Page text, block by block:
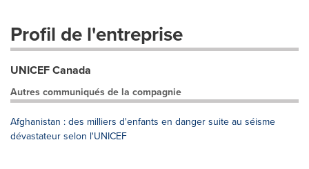
Profil de l'entreprise
UNICEF Canada
Autres communiqués de la compagnie
Afghanistan : des milliers d'enfants en danger suite au séisme
dévastateur selon l'UNICEF